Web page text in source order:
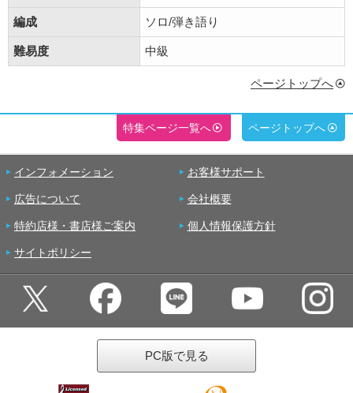
編成 ソロ/弾き語り
難易度 中級
ページトップへ
特集ページ一覧へ ページトップへ
インフォメーション お客様サポート
広告について 会社概要
特約店様・書店様ご案内 個人情報保護方針
サイトポリシー
PC版で見る